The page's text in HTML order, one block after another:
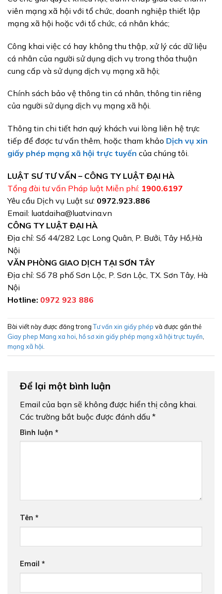
viên mạng xã hội với tổ chức, doanh nghiệp thiết lập
mạng xã hội hoặc với tổ chức, cá nhân khác;
Công khai việc có hay không thu thập, xử lý các dữ liệu
cá nhân của người sử dụng dịch vụ trong thỏa thuận
cung cấp và sử dụng dịch vụ mạng xã hội;
Chính sách bảo vệ thông tin cá nhân, thông tin riêng
của người sử dụng dịch vụ mạng xã hội.
Thông tin chi tiết hơn quý khách vui lòng liên hệ trực
tiếp để đơợc tư vấn thêm, hoặc tham khảo Dịch vụ xin
giấy phép mạng xã hội trực tuyến của chúng tôi.
LUẬT SƯ TƯ VẤN – CÔNG TY LUẬT ĐẠI HÀ
Tổng đài tư vấn Pháp luật Miễn phí: 1900.6197
Yêu cầu Dịch vụ Luật sư: 0972.923.886
Email: luatdaiha@luatvina.vn
CÔNG TY LUẬT ĐẠI HÀ
Địa chỉ: Số 44/282 Lạc Long Quân, P. Bưởi, Tây Hồ,Hà
Nội
VĂN PHÒNG GIAO DỊCH TẠI SƠN TÂY
Địa chỉ: Số 78 phố Sơn Lộc, P. Sơn Lộc, TX. Sơn Tây, Hà
Nội
Hotline: 0972 923 886
Bài viết này được đăng trongTư vấn xin giấy phép và được gắn thẻ
Giay phep Mang xa hoi, hồ sơ xin giấy phép mạng xã hội trực tuyến,
mạng xã hội.
Để lại một bình luận
Email của bạn sẽ không được hiển thị công khai.
Các trường bắt buộc được đánh dấu *
Bình luận *
Tên *
Email *